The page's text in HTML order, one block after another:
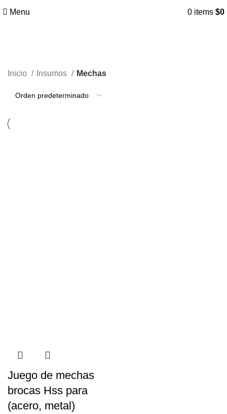
Menu 0 items $0
Inicio Insumos Mechas
Juego de mechas
brocas Hss para
(acero, metal)